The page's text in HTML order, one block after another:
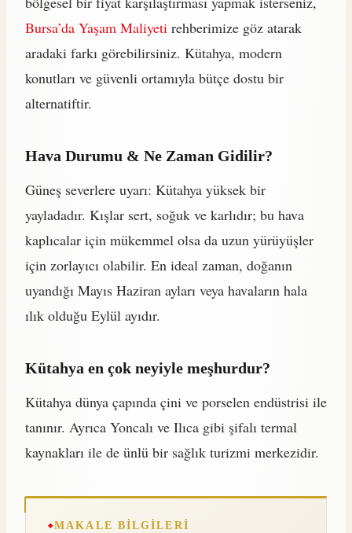
Bursa’da Yaşam Maliyeti rehberimize göz atarak
aradaki farkı görebilirsiniz. Kütahya, modern
konutları ve güvenli ortamıyla bütçe dostu bir
alternatiftir.
Hava Durumu & Ne Zaman Gidilir?
Güneş severlere uyarı: Kütahya yüksek bir
yayladadır. Kışlar sert, soğuk ve karlıdır; bu hava
kaplıcalar için mükemmel olsa da uzun yürüyüşler
için zorlayıcı olabilir. En ideal zaman, doğanın
uyandığı Mayıs Haziran ayları veya havaların hala
ılık olduğu Eylül ayıdır.
Kütahya en çok neyiyle meşhurdur?
Kütahya dünya çapında çini ve porselen endüstrisi ile
tanınır. Ayrıca Yoncalı ve Ilıca gibi şifalı termal
kaynakları ile de ünlü bir sağlık turizmi merkezidir.
MAKALE BILGILERI